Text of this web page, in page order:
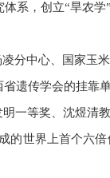
系，创立“旱农
分中心、国家玉
遗传学会的挂靠单
一等奖、沈煜清
的世界上首个六